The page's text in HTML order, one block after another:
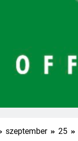
szeptember 25